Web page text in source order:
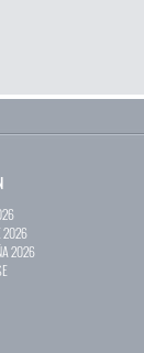
2026
2026